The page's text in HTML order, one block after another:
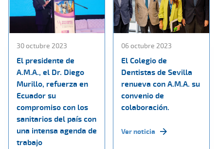
30 octubre 2023
El presidente de
A.M.A., el Dr. Diego
Murillo, refuerza en
Ecuador su
compromiso con los
sanitarios del país con
una intensa agenda de
trabajo
06 octubre 2023
El Colegio de
Dentistas de Sevilla
renueva con A.M.A. su
convenio de
colaboración.
Ver noticia